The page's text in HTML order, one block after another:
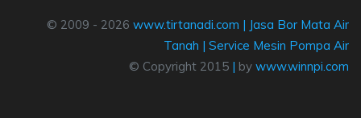
© 2009 - 2026 www.tirtanadi.com | Jasa Bor Mata Air
Tanah | Service Mesin Pompa Air
© Copyright 2015 | by www.winnpi.com